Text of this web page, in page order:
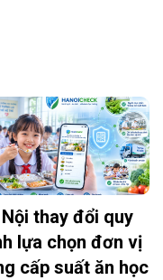
thay đổi quy
lựa chọn đơn vị
cấp suất ăn học